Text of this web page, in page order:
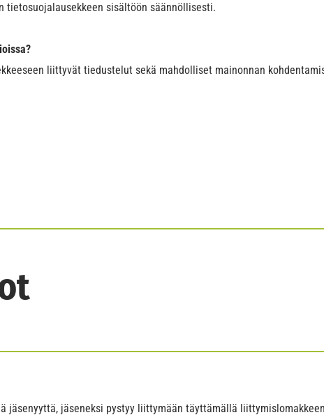
tietosuojalausekkeen sisältöön säännöllisesti.
liittyvät tiedustelut sekä mahdolliset mainonnan
jäsenyyttä, jäseneksi pystyy liittymään täyttämällä